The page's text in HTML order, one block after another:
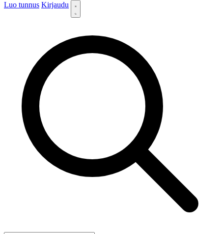
Luo tunnus Kirjaudu